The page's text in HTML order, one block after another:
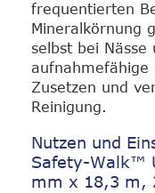
frequentierten
Mineralkörnung
selbst bei
aufnahmefähige
Zusetzen und
Reinigung.
Nutzen und
Safety-Walk™
mm x 18,3 m,